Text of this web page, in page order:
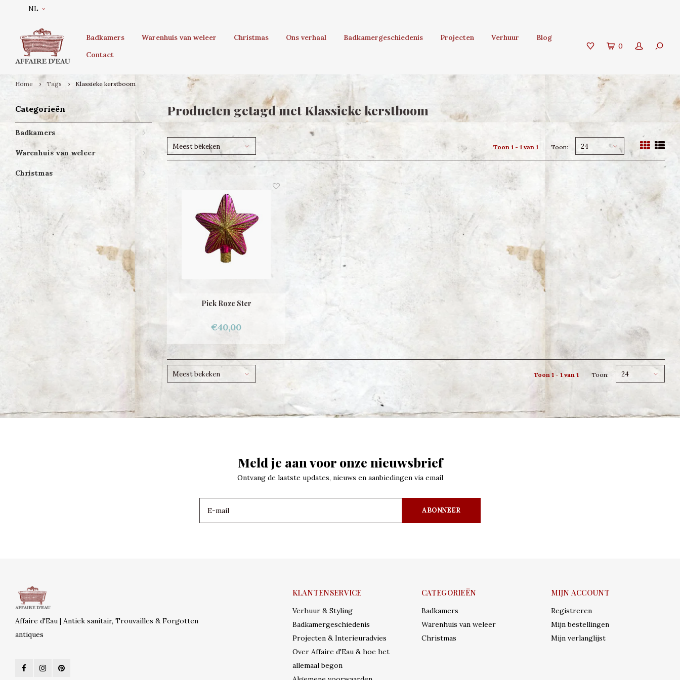
NL
Badkamers Warenhuis van weleer Christmas Ons verhaal Badkamergeschiedenis Projecten Verhuur
Blog
Contact
0
Home Tags Klassieke kerstboom
Categorieën
Badkamers
Warenhuis van weleer
Christmas
Producten getagd met Klassieke kerstboom
Meest bekeken Toon 1 - 1 van 1 Toon: 24
Piek Roze Ster
€40,00
Meest bekeken Toon 1 - 1 van 1 Toon: 24
Meld je aan voor onze nieuwsbrief
Ontvang de laatste updates, nieuws en aanbiedingen via email
ABONNEER
Affaire d'Eau | Antiek sanitair, Trouvailles & Forgotten
antiques
KLANTENSERVICE
Verhuur & Styling
Badkamergeschiedenis
Projecten & Interieuradvies
Over Affaire d'Eau & hoe het
allemaal begon
CATEGORIEËN
Badkamers
Warenhuis van weleer
Christmas
MIJN ACCOUNT
Registreren
Mijn bestellingen
Mijn verlanglijst